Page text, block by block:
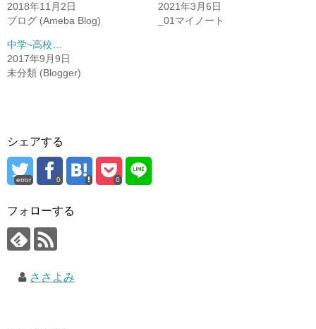
2018年11月2日
ブログ (Ameba Blog)
2021年3月6日
_01マイノート
中学~高校…
2017年9月9日
未分類 (Blogger)
シェアする
error 0 0
フォローする
ささよみ